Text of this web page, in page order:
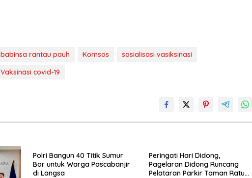
babinsa rantau pauh Komsos
sosialisasi vasiksinasi
Vaksinasi covid-19
Polri Bangun 40 Titik Sumur
Bor untuk Warga Pascabanjir
di Langsa
Peringati Hari Didong,
Pagelaran Didong Runcang
Pelataran Parkir Taman Ratu